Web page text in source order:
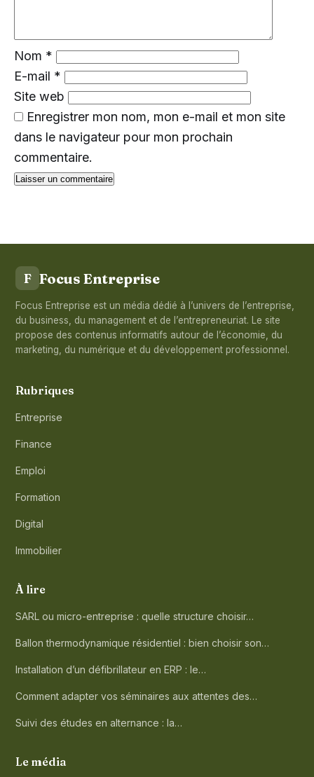
Nom *
E-mail *
Site web
Enregistrer mon nom, mon e-mail et mon site
dans le navigateur pour mon prochain
commentaire.
F Focus Entreprise
Focus Entreprise est un média dédié à l’univers de l’entreprise,
du business, du management et de l’entrepreneuriat. Le site
propose des contenus informatifs autour de l’économie, du
marketing, du numérique et du développement professionnel.
Rubriques
Entreprise
Finance
Emploi
Formation
Digital
Immobilier
À lire
SARL ou micro-entreprise : quelle structure choisir…
Ballon thermodynamique résidentiel : bien choisir son…
Installation d’un défibrillateur en ERP : le…
Comment adapter vos séminaires aux attentes des…
Suivi des études en alternance : la…
Le média